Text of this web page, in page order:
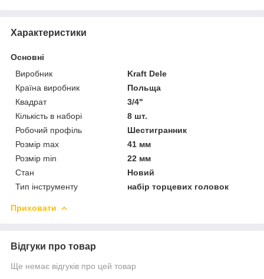
Характеристики
Основні
Виробник
Kraft Dele
Країна виробник
Польща
Квадрат
3/4"
Кількість в наборі
8 шт.
Робочий профіль
Шестигранник
Розмір max
41 мм
Розмір min
22 мм
Стан
Новий
Тип інструменту
набір торцевих головок
Приховати
Відгуки про товар
Ще немає відгуків про цей товар